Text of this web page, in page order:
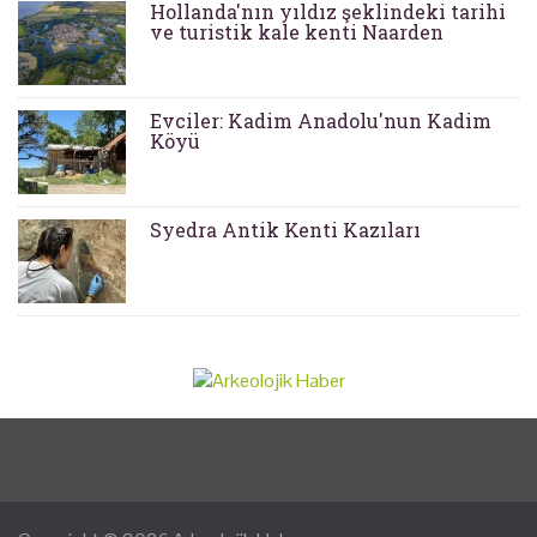
Hollanda'nın yıldız şeklindeki tarihi
ve turistik kale kenti Naarden
Evciler: Kadim Anadolu'nun Kadim
Köyü
Syedra Antik Kenti Kazıları